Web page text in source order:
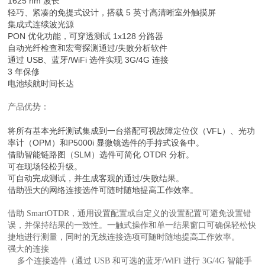
轻巧、紧凑的免提式设计，搭载 5 英寸高清晰室外触摸屏
集成式连续波光源
PON 优化功能，可穿透测试 1x128 分路器
自动光纤检查和宏弯探测通过/失败分析软件
通过 USB、蓝牙/WiFi 选件实现 3G/4G 连接
3 年保修
电池续航时间长达
产品优势：
将所有基本光纤测试集成到一台搭配可视故障定位仪（VFL）、光功
率计（OPM）和P5000i 显微镜选件的手持式设备中。
借助智能链路图（SLM）选件可简化 OTDR 分析。
可在现场轻松升级。
可自动完成测试，并生成客观的通过/失败结果。
借助强大的网络连接选件可随时随地提高工作效率。
借助 SmartOTDR，通用设置配置或自定义的设置配置可避免设置错
误，并保持结果的一致性。一触式操作和单一结果窗口可确保轻松快
捷地进行测量，同时的无线连接选项可随时随地提高工作效率。
强大的连接
多个连接选件（通过 USB 和可选的蓝牙/WiFi 进行 3G/4G 智能手